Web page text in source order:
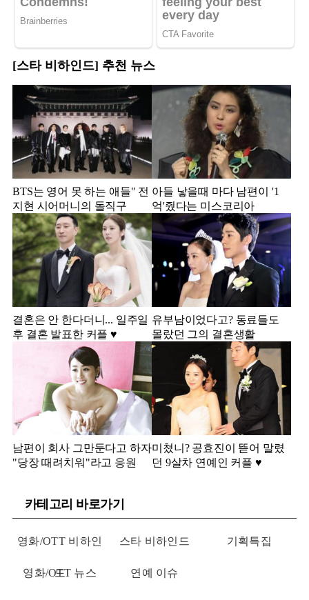
[스타 비하인드] 추천 뉴스
BTS는 영어 못 하는 애들" 전
지현 시어머니의 돌직구
아들 낳을때 마다 남편이 '1
억'줬다는 미스코리아
결혼은 안 한다더니... 일주일
후 결혼 발표한 커플 ♥️
유부남이었다고? 동료들도
몰랐던 그의 결혼생활
남편이 회사 그만둔다고 하자
"당장 때려치워"라고 응원
미쳤니? 공효진이 뜯어 말렸
던 9살차 연예인 커플 ♥️
카테고리 바로가기
영화/OTT 비하인
드
스타 비하인드 기획특집
영화/OTT 뉴스 연예 이슈